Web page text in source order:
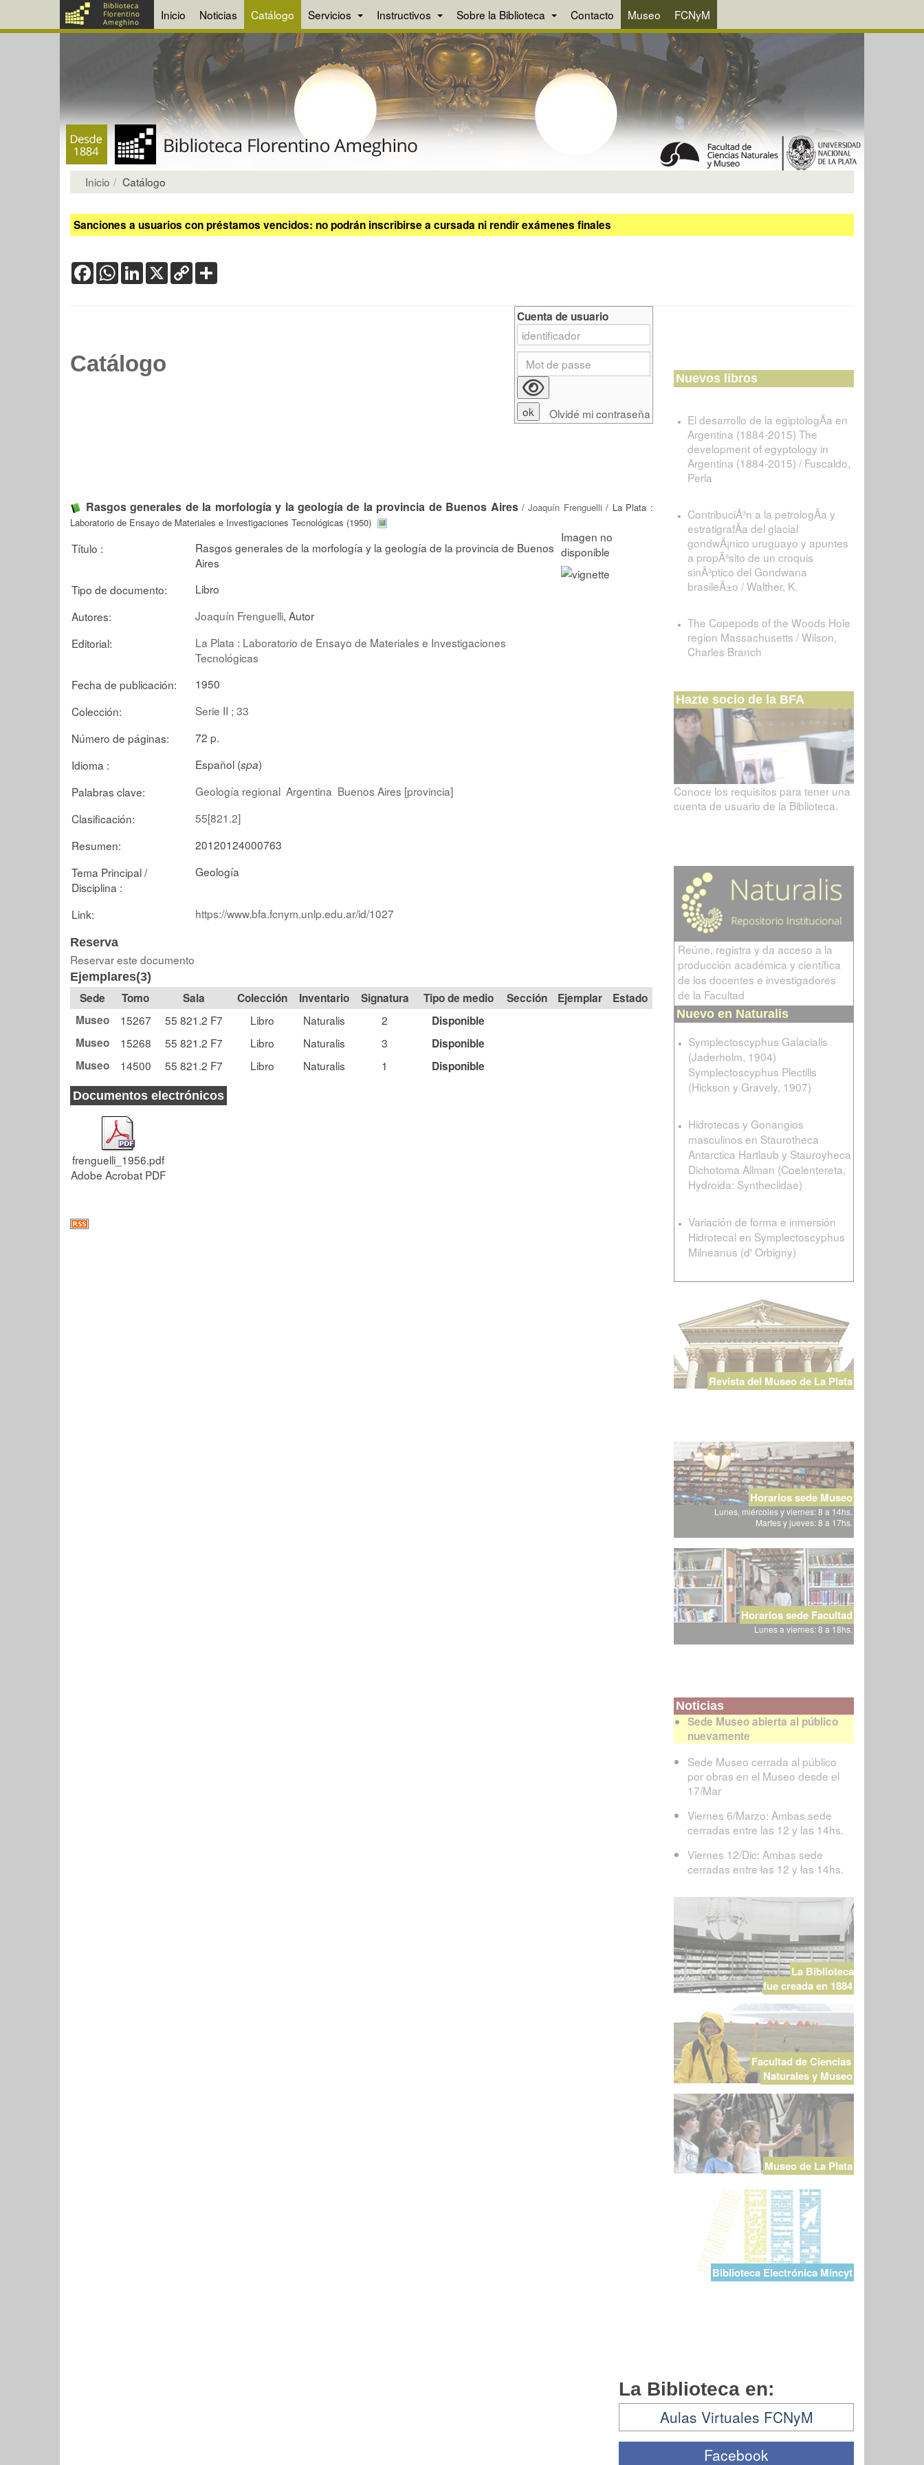
Inicio Noticias Catálogo Servicios Instructivos Sobre la Biblioteca Contacto Museo FCNyM
Inicio Catálogo
Sanciones a usuarios con préstamos vencidos: no podrán inscribirse a cursada ni rendir exámenes finales
FacebookWhatsApp
LinkedIn
X Copy
Link
Catálogo
Rasgos generales de la morfología y la geología de la provincia de Buenos Aires/Joaquín Frenguelli / La Plata :
Laboratorio de Ensayo de Materiales e Investigaciones Tecnológicas (1950)
Título :
Rasgos generales de la morfología y la geología de la provincia de Buenos
Aires
Tipo de documento:
Libro
Autores:
Joaquín Frenguelli, Autor
Editorial:
La Plata : Laboratorio de Ensayo de Materiales e Investigaciones
Tecnológicas
Fecha de publicación:
1950
Colección:
Serie II ; 33
Número de páginas:
72 p.
Idioma :
Español (spa)
Palabras clave:
Geología regional Argentina Buenos Aires [provincia]
Clasificación:
55[821.2]
Resumen:
20120124000763
Tema Principal /
Disciplina :
Geología
Link: https://www.bfa.fcnym.unlp.edu.ar/id/1027
Reserva
Reservar este documento
Ejemplares(3)
Tomo Sala Colección Signatura Tipo de medio Sección
Estado
Museo
15267 55 821.2 F7 Libro Naturalis 2
Disponible
Museo
15268 55 821.2 F7 Libro Naturalis 3
Disponible
Museo
14500 55 821.2 F7 Libro Naturalis 1 Disponible
Documentos electrónicos
frenguelli_1956.pdf
Adobe Acrobat PDF
Cuenta de usuario
Olvidé mi contraseña
Nuevos libros
El desarrollo de la egiptologÃ­a en
Argentina (1884-2015) The
development of egyptology in
Argentina (1884-2015) / Fuscaldo,
Perla
ContribuciÃ³n a la petrologÃ­a y
estratigrafÃ­a del glacial
gondwÃ¡nico uruguayo y apuntes
a propÃ³sito de un croquis
sinÃ³ptico del Gondwana
brasileÃ±o / Walther, K.
The Copepods of the Woods Hole
region Massachusetts / Wilson,
Charles Branch
Hazte socio de la BFA
Conoce los requisitos para tener una
cuenta de usuario de la Biblioteca.
Reúne, registra y da acceso a la
producción académica y científica
de los docentes e investigadores
de la Facultad
Nuevo en Naturalis
Symplectoscyphus Galacialis
(Jaderholm, 1904)
Symplectoscyphus Plectilis
(Hickson y Gravely, 1907)
Hidrotecas y Gonangios
masculinos en Staurotheca
Antarctica Hartlaub y Stauroyheca
Dichotoma Allman (Coelentereta,
Hydroida: Syntheciidae)
Variación de forma e inmersión
Hidrotecal en Symplectoscyphus
Milneanus (d' Orbigny)
Revista del Museo de La Plata
Horarios sede Museo
Lunes, miércoles y viernes: 8 a 14hs.
Martes y jueves: 8 a 17hs.
Horarios sede Facultad
Lunes a viernes: 8 a 18hs.
Noticias
Sede Museo abierta al público
nuevamente
Sede Museo cerrada al público
por obras en el Museo desde el
17/Mar
Viernes 6/Marzo: Ambas sede
cerradas entre las 12 y las 14hs.
Viernes 12/Dic: Ambas sede
cerradas entre las 12 y las 14hs.
La Biblioteca
fue creada en 1884
Facultad de Ciencias
Naturales y Museo
Museo de La Plata
Biblioteca Electrónica Mincyt
La Biblioteca en:
Aulas Virtuales FCNyM
Facebook